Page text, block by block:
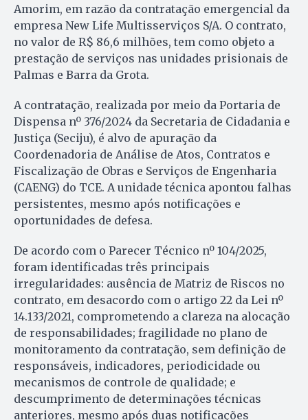
Amorim, em razão da contratação emergencial da
empresa New Life Multisserviços S/A. O contrato,
no valor de R$ 86,6 milhões, tem como objeto a
prestação de serviços nas unidades prisionais de
Palmas e Barra da Grota.
A contratação, realizada por meio da Portaria de
Dispensa nº 376/2024 da Secretaria de Cidadania e
Justiça (Seciju), é alvo de apuração da
Coordenadoria de Análise de Atos, Contratos e
Fiscalização de Obras e Serviços de Engenharia
(CAENG) do TCE. A unidade técnica apontou falhas
persistentes, mesmo após notificações e
oportunidades de defesa.
De acordo com o Parecer Técnico nº 104/2025,
foram identificadas três principais
irregularidades: ausência de Matriz de Riscos no
contrato, em desacordo com o artigo 22 da Lei nº
14.133/2021, comprometendo a clareza na alocação
de responsabilidades; fragilidade no plano de
monitoramento da contratação, sem definição de
responsáveis, indicadores, periodicidade ou
mecanismos de controle de qualidade; e
descumprimento de determinações técnicas
anteriores, mesmo após duas notificações